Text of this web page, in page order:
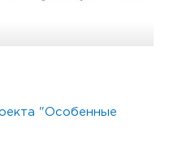
"Особенные